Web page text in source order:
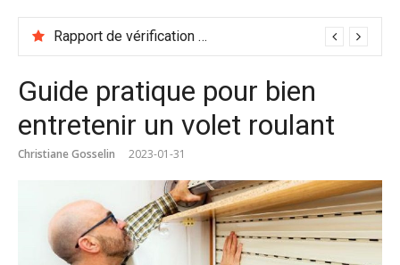
Rapport de vérification sécurité : à conserver précieusement
Guide pratique pour bien
entretenir un volet roulant
Christiane Gosselin 2023-01-31